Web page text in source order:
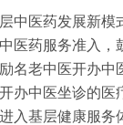
中医药发展新模
医药服务准入，
名老中医开办中
办中医坐诊的医
入基层健康服务